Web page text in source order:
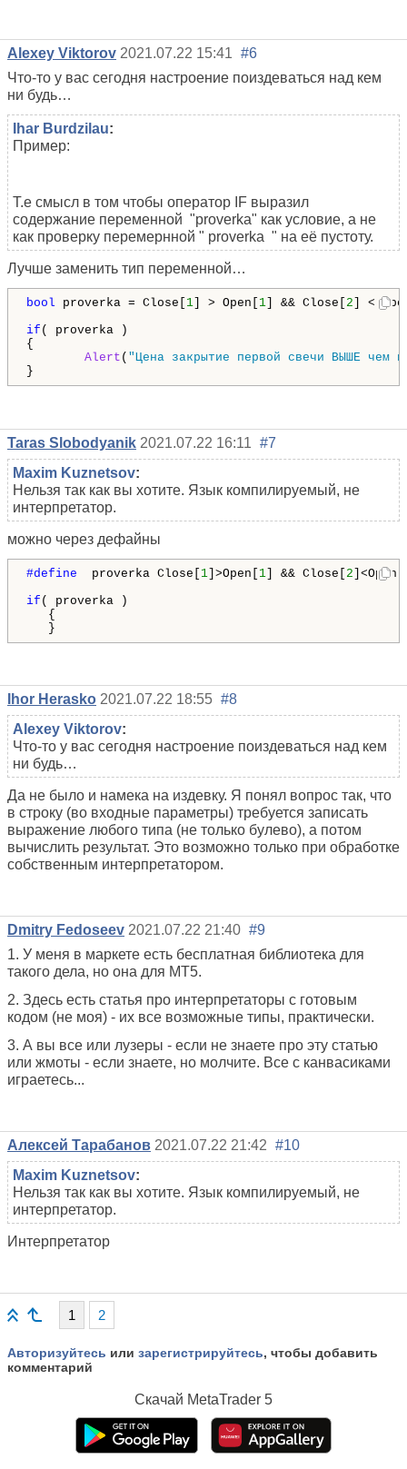
Alexey Viktorov 2021.07.22 15:41 #6
Что-то у вас сегодня настроение поиздеваться над кем
ни будь…
Ihar Burdzilau:
Пример:
Т.е смысл в том чтобы оператор IF выразил
содержание переменной "proverka" как условие, а не
как проверку перемернной " proverka " на её пустоту.
Лучше заменить тип переменной…
bool proverka = Close[ 1 ] > Open[ 1 ] && Close[ 2 ] <
if ( proverka )
{
Alert ( "Цена закрытие первой свечи ВЫШЕ чем
}
Taras Slobodyanik 2021.07.22 16:11 #7
Maxim Kuznetsov:
Нельзя так как вы хотите. Язык компилируемый, не
интерпретатор.
можно через дефайны
#define proverka Close[ 1]>Open[ 1] && Close[ 2]<Open[
if ( proverka )
{
}
Ihor Herasko 2021.07.22 18:55 #8
Alexey Viktorov:
Что-то у вас сегодня настроение поиздеваться над кем
ни будь…
Да не было и намека на издевку. Я понял вопрос так, что
в строку (во входные параметры) требуется записать
выражение любого типа (не только булево), а потом
вычислить результат. Это возможно только при обработке
собственным интерпретатором.
Dmitry Fedoseev 2021.07.22 21:40 #9
1. У меня в маркете есть бесплатная библиотека для
такого дела, но она для МТ5.
2. Здесь есть статья про интерпретаторы с готовым
кодом (не моя) - их все возможные типы, практически.
3. А вы все или лузеры - если не знаете про эту статью
или жмоты - если знаете, но молчите. Все с канвасиками
играетесь...
Алексей Тарабанов 2021.07.22 21:42 #10
Maxim Kuznetsov:
Нельзя так как вы хотите. Язык компилируемый, не
интерпретатор.
Интерпретатор
1 2
Авторизуйтесь или зарегистрируйтесь, чтобы добавить
комментарий
Скачай MetaTrader 5